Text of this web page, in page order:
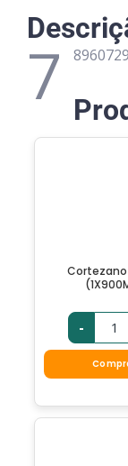
7
-